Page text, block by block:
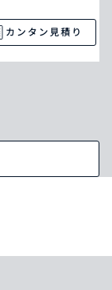
カンタン見積り